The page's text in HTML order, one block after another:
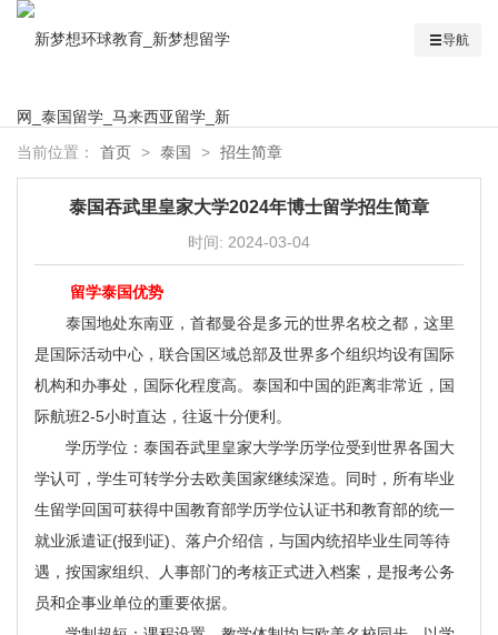
导航
当前位置： 首页 > 泰国 > 招生简章
泰国吞武里皇家大学2024年博士留学招生简章
时间: 2024-03-04
留学泰国优势
泰国地处东南亚，首都曼谷是多元的世界名校之都，这里
是国际活动中心，联合国区域总部及世界多个组织均设有国际
机构和办事处，国际化程度高。泰国和中国的距离非常近，国
际航班2-5小时直达，往返十分便利。
学历学位：泰国吞武里皇家大学学历学位受到世界各国大
学认可，学生可转学分去欧美国家继续深造。同时，所有毕业
生留学回国可获得中国教育部学历学位认证书和教育部的统一
就业派遣证(报到证)、落户介绍信，与国内统招毕业生同等待
遇，按国家组织、人事部门的考核正式进入档案，是报考公务
员和企事业单位的重要依据。